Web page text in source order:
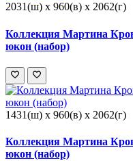
2031(ш) x 960(в) x 2062(г)
Коллекция Мартина
юкон (набор)
1431(ш) x 960(в) x 2062(г)
Коллекция Мартина
юкон (набор)